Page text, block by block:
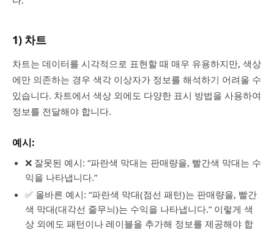
1) 차트
차트는 데이터를 시각적으로 표현할 때 매우 유용하지만, 색상
에만 의존하는 경우 색각 이상자가 정보를 해석하기 어려울 수
있습니다. 차트에서 색상 외에도 다양한 표시 방법을 사용하여
정보를 전달해야 합니다.
예시:
❌ 잘못된 예시: “파란색 막대는 판매량을, 빨간색 막대는 수
익을 나타냅니다.”
✅ 올바른 예시: “파란색 막대(점선 패턴)는 판매량을, 빨간
색 막대(대각선 줄무늬)는 수익을 나타냅니다.” 이렇게 색
상 외에도 패턴이나 레이블을 추가해 정보를 제공해야 합